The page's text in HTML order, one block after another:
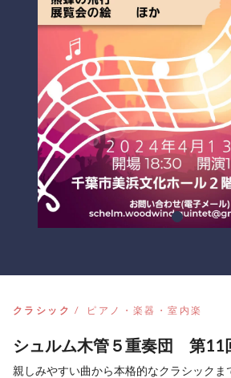
クラシック ピアノ・楽器・室内楽
シュルム木管５重奏団 第11
親しみやすい曲から本格的なクラシックま